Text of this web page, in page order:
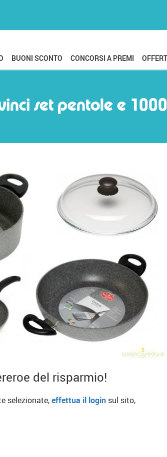
BUONI SCONTO CONCORSI A PREMI
set pentole e
del risparmio!
selezionate,effettua il login sul sito,